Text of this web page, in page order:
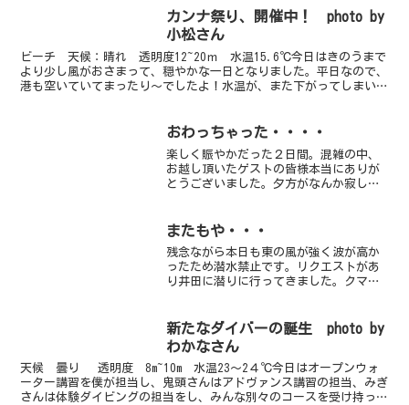
カンナ祭り、開催中！ photo by
小松さん
ビーチ 天候：晴れ 透明度12~20ｍ 水温15.6℃今日はきのうまで
より少し風がおさまって、穏やかな一日となりました。平日なので、
港も空いていてまったり～でしたよ！水温が、また下がってしまいま
おわっちゃった・・・・
楽しく賑やかだった２日間。混雑の中、
お越し頂いたゲストの皆様本当にありが
とうございました。夕方がなんか寂しい
すね！！キンギョハナダイの群れも頭を
またもや・・・
残念ながら本日も東の風が強く波が高か
ったため潜水禁止です。リクエストがあ
り井田に潜りに行ってきました。クマド
です・・・明日は南西の風に変る予報で
すので川奈の海からお伝え...
新たなダイバーの誕生 photo by
わかなさん
天候 曇り 透明度 8m~10m 水温23～2４℃今日はオープンウォ
ーター講習を僕が担当し、鬼頭さんはアドヴァンス講習の担当、みぎ
さんは体験ダイビングの担当をし、みんな別々のコースを受け持って